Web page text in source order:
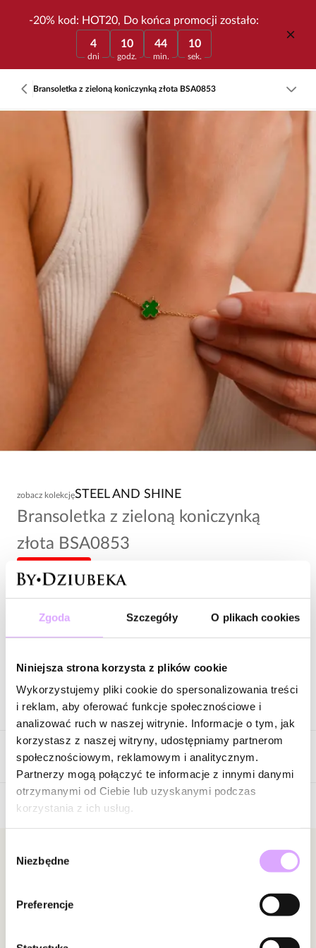
Zgoda Szczegóły O plikach cookies
Niniejsza strona korzysta z plików cookie
Wykorzystujemy pliki cookie do spersonalizowania treści
i reklam, aby oferować funkcje społecznościowe i
analizować ruch w naszej witrynie. Informacje o tym, jak
korzystasz z naszej witryny, udostępniamy partnerom
społecznościowym, reklamowym i analitycznym.
Partnerzy mogą połączyć te informacje z innymi danymi
otrzymanymi od Ciebie lub uzyskanymi podczas
korzystania z ich usług.
zgody
Niezbędne
Preferencje
-20% kod: HOT20, Do końca promocji zostało:
4
dni
10
godz.
44
min.
10
sek.
Bransoletka z zieloną koniczynką złota BSA0853
zobacz kolekcjęSTEEL AND SHINE
Bransoletka z zieloną koniczynką
złota BSA0853
84,00 zł
Wysyłka do 2 dni roboczych
Opis produktu
Surowiec: stal szlachetna.
Kolor surowca: złoty.
Wielkość elementu: 0,88 cm x 1,08 cm.
Długość bransoletki: 16 cm + 3 cm łańcuszek wydłużający.
Rodzaj zapięcia: karabińczyk.
Opinie
Bądź pierwszą osobą, która podzieli się opinią o tym
Powiadomienie
Newsletter